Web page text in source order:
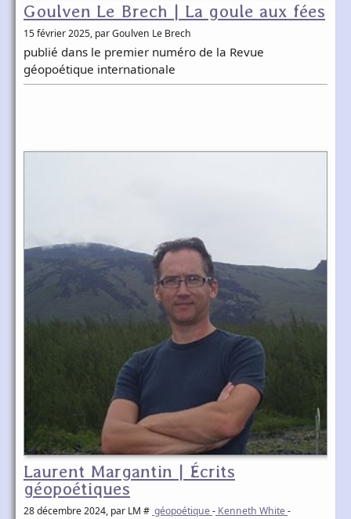
Goulven Le Brech | La goule aux fées
15 février 2025, par Goulven Le Brech
publié dans le premier numéro de la Revue
géopoétique internationale
Laurent Margantin | Écrits
géopoétiques
28 décembre 2024, par LM # géopoétique- Kenneth White-